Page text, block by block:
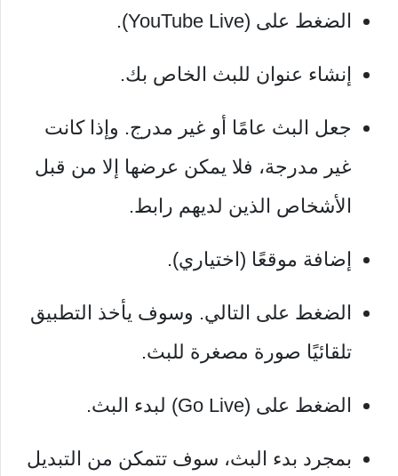
الضغط على (YouTube Live).
إنشاء عنوان للبث الخاص بك.
جعل البث عامًا أو غير مدرج. وإذا كانت
غير مدرجة، فلا يمكن عرضها إلا من قبل
الأشخاص الذين لديهم رابط.
إضافة موقعًا (اختياري).
الضغط على التالي. وسوف يأخذ التطبيق
تلقائيًا صورة مصغرة للبث.
الضغط على (Go Live) لبدء البث.
بمجرد بدء البث، سوف تتمكن من التبديل